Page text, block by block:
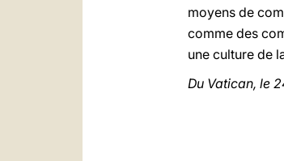
moyens de
comme des
une culture de
Du Vatican, le